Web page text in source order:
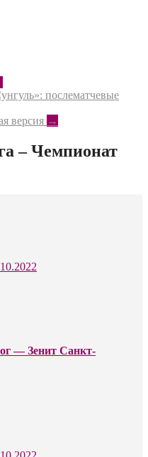
послематчевые
версия →
– Чемпионат
— Зенит Санкт-